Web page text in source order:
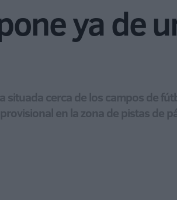
ya de
situada cerca de los campos de
en la zona de pistas de